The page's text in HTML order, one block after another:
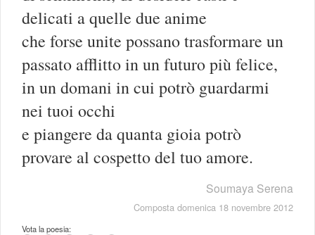
delicati a quelle due anime
che forse unite possano trasformare un
passato afflitto in un futuro più felice,
in un domani in cui potrò guardarmi
nei tuoi occhi
e piangere da quanta gioia potrò
provare al cospetto del tuo amore.
Soumaya Serena
Composta domenica 18 novembre 2012
Vota la poesia: